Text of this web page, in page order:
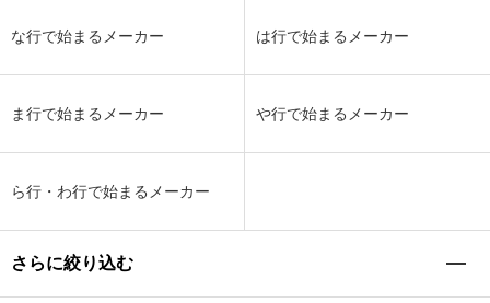
な行で始まるメーカー は行で始まるメーカー
ま行で始まるメーカー や行で始まるメーカー
ら行・わ行で始まるメーカー
さらに絞り込む